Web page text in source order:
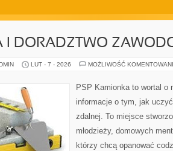
I DORADZTWO
LUT - 7 - 2026 MOŻLIWOŚĆ
PSP Kamionka to wortal o
informacje o tym, jak
zdalnej. To miejsce
młodzieży, domowych
którzy chcą opanować